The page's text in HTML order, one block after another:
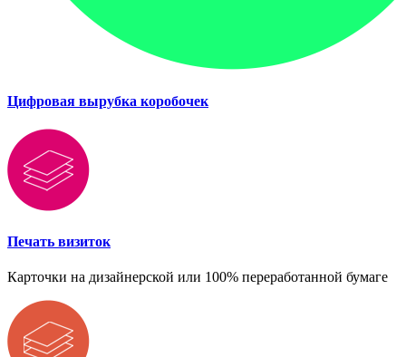
Цифровая вырубка коробочек
Печать визиток
Карточки на дизайнерской или 100% переработанной бумаге